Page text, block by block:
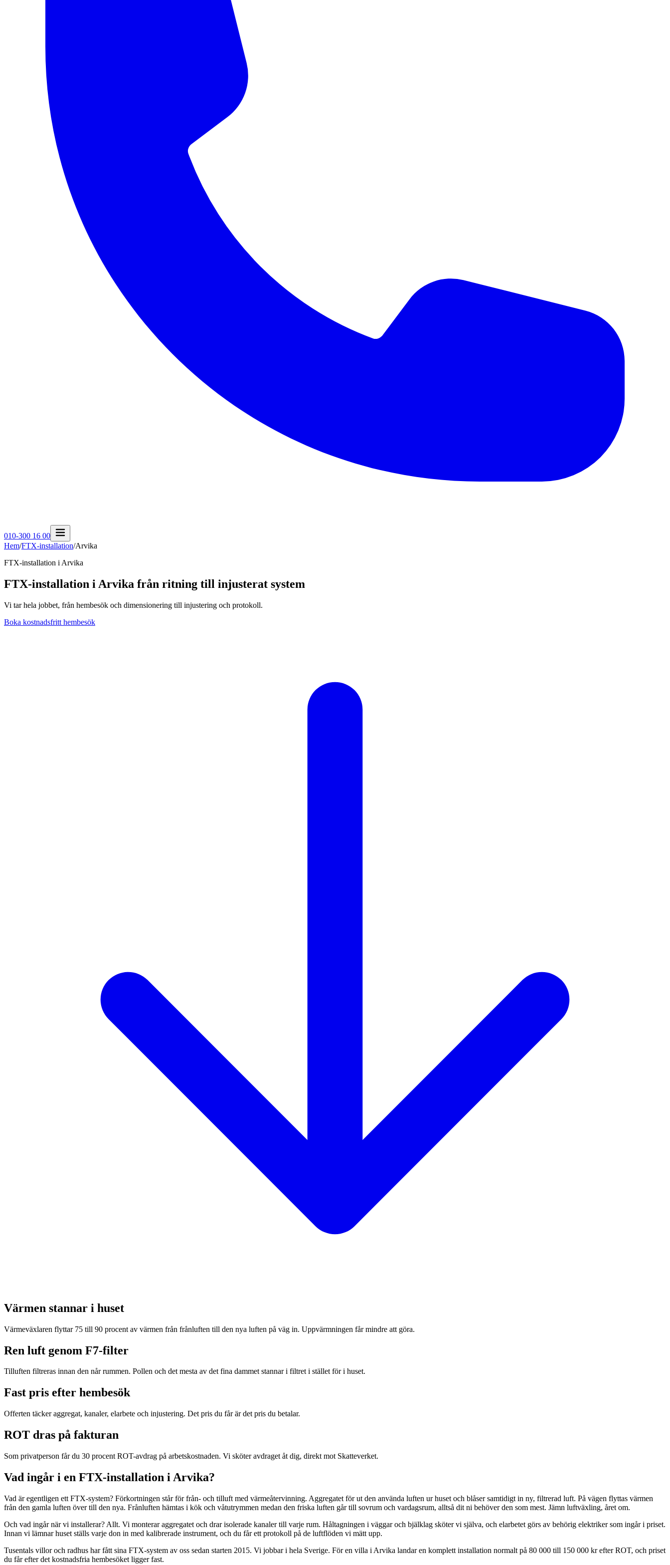
010-300 16 00
Hem/FTX-installation/Arvika
FTX-installation i Arvika
FTX-installation i Arvika från ritning till injusterat system
Vi tar hela jobbet, från hembesök och dimensionering till injustering och protokoll.
Boka kostnadsfritt hembesök
Värmen stannar i huset
Värmeväxlaren flyttar 75 till 90 procent av värmen från frånluften till den nya luften på väg in. Uppvärmningen får mindre att göra.
Ren luft genom F7-filter
Tilluften filtreras innan den når rummen. Pollen och det mesta av det fina dammet stannar i filtret i stället för i huset.
Fast pris efter hembesök
Offerten täcker aggregat, kanaler, elarbete och injustering. Det pris du får är det pris du betalar.
ROT dras på fakturan
Som privatperson får du 30 procent ROT-avdrag på arbetskostnaden. Vi sköter avdraget åt dig, direkt mot Skatteverket.
Vad ingår i en FTX-installation i Arvika?
Vad är egentligen ett FTX-system? Förkortningen står för från- och tilluft med värmeåtervinning. Aggregatet för ut den använda luften ur huset och blåser samtidigt in ny, filtrerad luft. På vägen flyttas värmen
från den gamla luften över till den nya. Frånluften hämtas i kök och våtutrymmen medan den friska luften går till sovrum och vardagsrum, alltså dit ni behöver den som mest. Jämn luftväxling, året om.
Och vad ingår när vi installerar? Allt. Vi monterar aggregatet och drar isolerade kanaler till varje rum. Håltagningen i väggar och bjälklag sköter vi själva, och elarbetet görs av behörig elektriker som ingår i priset.
Innan vi lämnar huset ställs varje don in med kalibrerade instrument, och du får ett protokoll på de luftflöden vi mätt upp.
Tusentals villor och radhus har fått sina FTX-system av oss sedan starten 2015. Vi jobbar i hela Sverige. För en villa i Arvika landar en komplett installation normalt på 80 000 till 150 000 kr efter ROT, och priset
du får efter det kostnadsfria hembesöket ligger fast.